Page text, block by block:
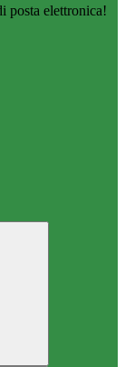
posta elettronica!